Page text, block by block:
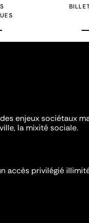
enjeux sociétaux
la mixité sociale.
accès privilégié